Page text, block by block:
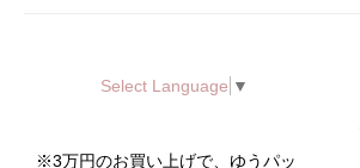
Select Language ▼
※3万円のお買い上げで、ゆうパッ